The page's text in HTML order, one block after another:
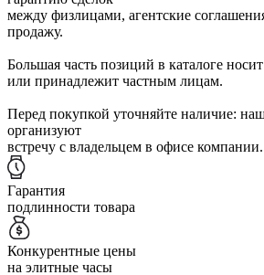
между физлицами, агентские
продажу.
Большая часть позиций в каталоге
или принадлежит частным лицам.
Перед покупкой уточняйте наличие:
организуют
встречу с владельцем в офисе компании.
Гарантия
подлинности товара
Конкурентные цены
на элитные часы